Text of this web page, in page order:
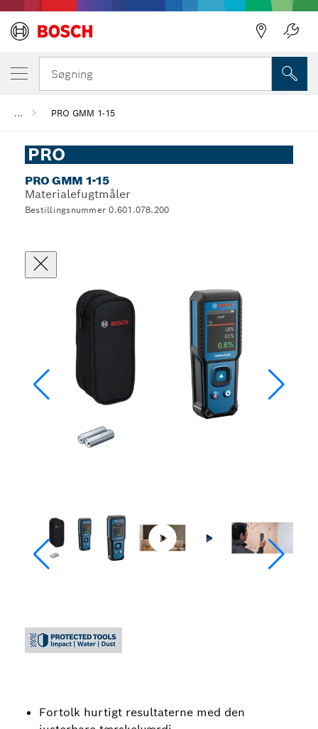
Søgning
... PRO GMM 1-15
PRO
PRO GMM 1-15
Materialefugtmåler
Bestillingsnummer 0.601.078.200
Fortolk hurtigt resultaterne med den